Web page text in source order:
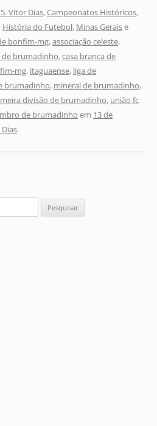
Vítor Dias,Campeonatos Históricos,
, História do Futebol, Minas Geraise
bonfim-mg,associação celeste,
brumadinho,casa branca de
mg, itaguaense, liga de
brumadinho, mineral de brumadinho,
divisão de brumadinho, união fc
de brumadinho em 13 de
.